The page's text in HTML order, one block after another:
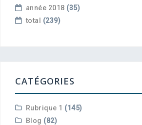
année 2018 (35)
total (239)
CATÉGORIES
Rubrique 1 (145)
Blog (82)